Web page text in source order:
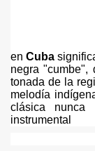
enCuba
negra "cumbe",
tonada de la
melodía
clásica
instrumental